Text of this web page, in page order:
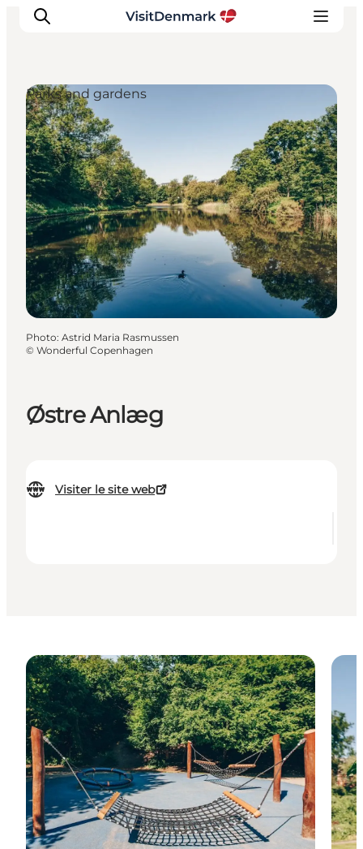
Inspirations
Destinations
Quoi faire
Hébergements
Planifiez votre voyage
Østre Anlæg
Visiter le site web
Parks and gardens
Photo: Astrid Maria Rasmussen
© Wonderful Copenhagen